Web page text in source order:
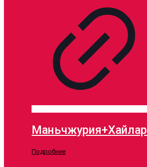
Маньчжурия+Хайлар
Подробнее